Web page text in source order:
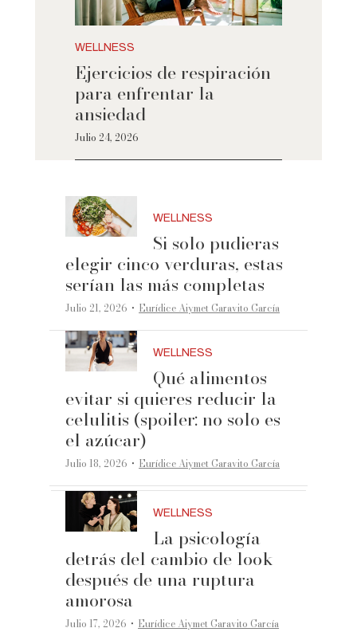
WELLNESS
Ejercicios de respiración
para enfrentar la
ansiedad
Julio 24, 2026
WELLNESS
Si solo pudieras
elegir cinco verduras, estas
serían las más completas
Julio 21, 2026 ·Eurídice Aiymet Garavito García
WELLNESS
Qué alimentos
evitar si quieres reducir la
celulitis (spoiler: no solo es
el azúcar)
Julio 18, 2026 ·Eurídice Aiymet Garavito García
WELLNESS
La psicología
detrás del cambio de look
después de una ruptura
amorosa
Julio 17, 2026 ·Eurídice Aiymet Garavito García